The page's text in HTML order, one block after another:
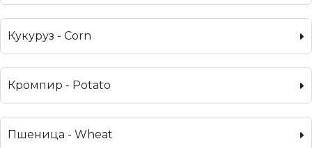
Кукуруз - Corn
Кромпир - Potato
Пшеница - Wheat